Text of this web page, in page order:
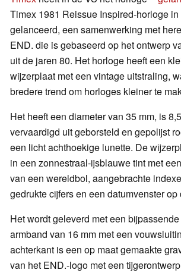
Timex 1981 Reissue Inspired-horloge in
gelanceerd, een samenwerking met
END. die is gebaseerd op het ontwerp
uit de jaren 80. Het horloge heeft een
wijzerplaat met een vintage uitstraling,
bredere trend om horloges kleiner te
Het heeft een diameter van 35 mm, is
vervaardigd uit geborsteld en gepolijst
een licht achthoekige lunette. De
in een zonnestraal-ijsblauwe tint met
van een wereldbol, aangebrachte
gedrukte cijfers en een datumvenster
Het wordt geleverd met een
armband van 16 mm met een
achterkant is een op maat gemaakte
van het END.-logo met een